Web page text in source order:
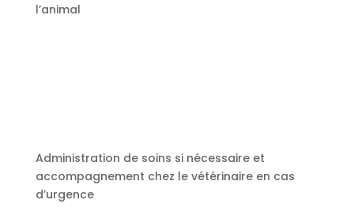
l’animal
Administration de soins si nécessaire et
accompagnement chez le vétérinaire en cas
d’urgence